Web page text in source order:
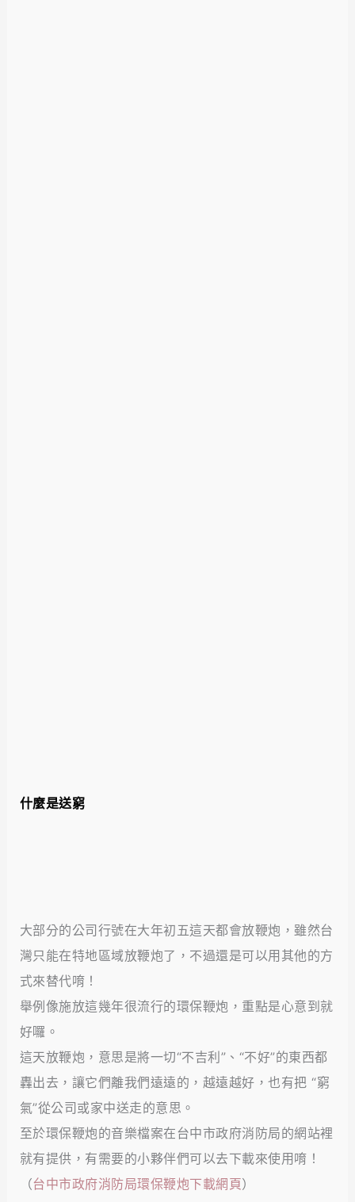
什麼是送窮
大部分的公司行號在大年初五這天都會放鞭炮，雖然台
灣只能在特地區域放鞭炮了，不過還是可以用其他的方
式來替代唷！
舉例像施放這幾年很流行的環保鞭炮，重點是心意到就
好囉。
這天放鞭炮，意思是將一切“不吉利”、“不好”的東西都
轟出去，讓它們離我們遠遠的，越遠越好，也有把 “窮
氣”從公司或家中送走的意思。
至於環保鞭炮的音樂檔案在台中市政府消防局的網站裡
就有提供，有需要的小夥伴們可以去下載來使用唷！
（台中市政府消防局環保鞭炮下載網頁）